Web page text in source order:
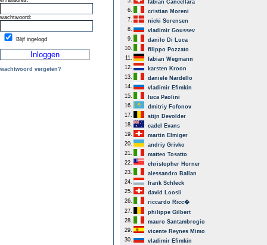
wachtwoord:
Blijf ingelogd
wachtwoord vergeten?
fabian Cancellara
6.
cristian Moreni
7.
nicki Sorensen
8.
vladimir Goussev
9.
danilo Di Luca
10.
filippo Pozzato
11.
fabian Wegmann
12.
karsten Kroon
13.
daniele Nardello
14.
vladimir Efimkin
15.
luca Paolini
16.
dmitriy Fofonov
17.
stijn Devolder
18.
cadel Evans
19.
martin Elmiger
20.
andriy Grivko
21.
matteo Tosatto
22.
christopher Horner
23.
alessandro Ballan
24.
frank Schleck
25.
david Loosli
26.
riccardo Ricc�
27.
philippe Gilbert
28.
mauro Santambrogio
29.
vicente Reynes Mimo
30.
vladimir Efimkin